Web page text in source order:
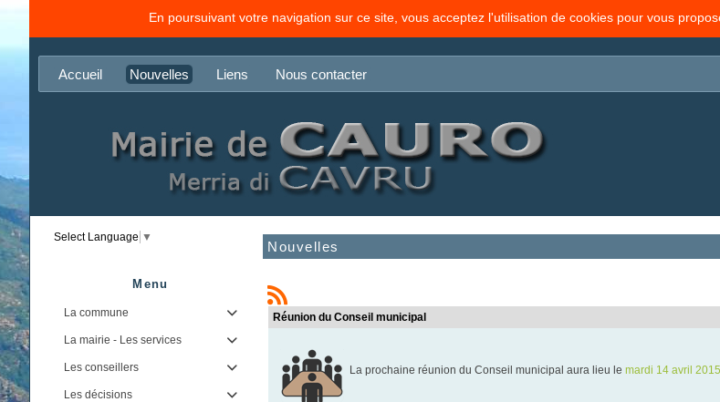
En poursuivant votre navigation sur ce site, vous acceptez l'utilisation de cookies pour vous
Accueil Nouvelles Liens Nous contacter
Select Language ▼
Menu
La commune 
La mairie - Les services 
Les conseillers 
Les décisions 
Nouvelles
Réunion du Conseil municipal
La prochaine réunion du Conseil municipal aura lieu le mardi 14 avril